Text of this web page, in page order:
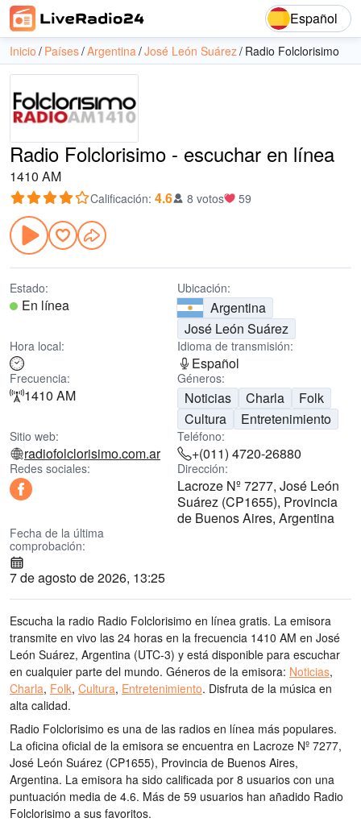
Español
Inicio Países Argentina José León Suárez Radio Folclorisimo
Radio Folclorisimo - escuchar en línea
1410 AM
Calificación: 4.6 8 votos 59
Estado:
En línea
Ubicación:
Argentina
José León Suárez
Hora local: Idioma de transmisión:
Español
Frecuencia:
1410 AM
Géneros:
Noticias Charla
Folk
Cultura
Entretenimiento
Sitio web:
radiofolclorisimo.com.ar
Teléfono:
+(011) 4720-26880
Redes sociales: Dirección:
Lacroze Nº 7277, José León
Suárez (CP1655), Provincia
de Buenos Aires, Argentina
Fecha de la última
comprobación:
7 de agosto de 2026, 13:25
Escucha la radio Radio Folclorisimo en línea gratis. La emisora
transmite en vivo las 24 horas en la frecuencia 1410 AM en José
León Suárez, Argentina (UTC-3) y está disponible para escuchar
en cualquier parte del mundo. Géneros de la emisora: Noticias,
Charla, Folk, Cultura, Entretenimiento. Disfruta de la música en
alta calidad.
Radio Folclorisimo es una de las radios en línea más populares.
La oficina oficial de la emisora se encuentra en Lacroze Nº 7277,
José León Suárez (CP1655), Provincia de Buenos Aires,
Argentina. La emisora ha sido calificada por 8 usuarios con una
puntuación media de 4.6. Más de 59 usuarios han añadido Radio
Folclorisimo a sus favoritos.